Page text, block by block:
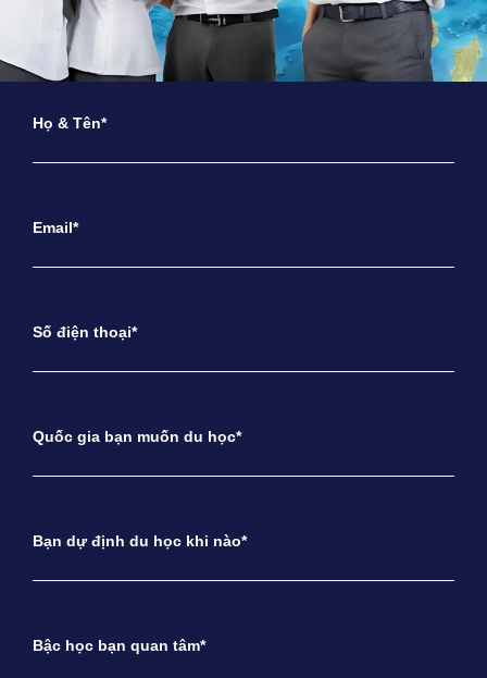
Họ & Tên*
Email*
Số điện thoại*
Quốc gia bạn muốn du học*
Bạn dự định du học khi nào*
Bậc học bạn quan tâm*